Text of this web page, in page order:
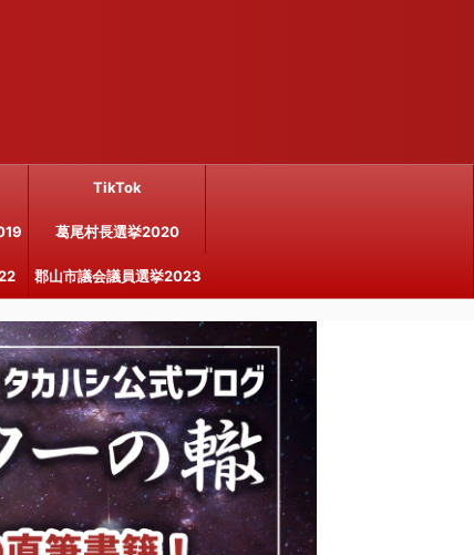
TikTok
葛尾村長選挙2020
郡山市議会議員選挙2023